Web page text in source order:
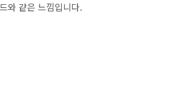
와 같은 느낌입니다.